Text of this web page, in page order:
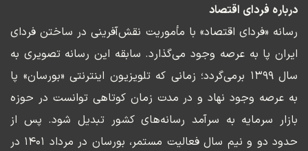
درباره فردای اقتصاد
رسانه «فردای اقتصاد» با مأموریت نقش‌آفرینی در ساختن فردای
ایران پا به عرصه وجود می‌گذارد. سابقه این رسانه تصویری به
سال ۱۳۹۹ برمی‌گردد؛ زمانی که تلویزیون اینترنتی «بورسان» پا
به عرصه وجود نهاد و در مدت زمان کوتاهی توانست در حوزه
بازار سرمایه به سرآمد رسانه‌های کشور تبدیل شود. پس از
حدود دو و نیم سال فعالیت مستمر، بورسان در مرداد ۱۴۰۱ در